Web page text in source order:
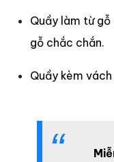
Quầy làm từ
gỗ chắc chắn.
Quầy kèm